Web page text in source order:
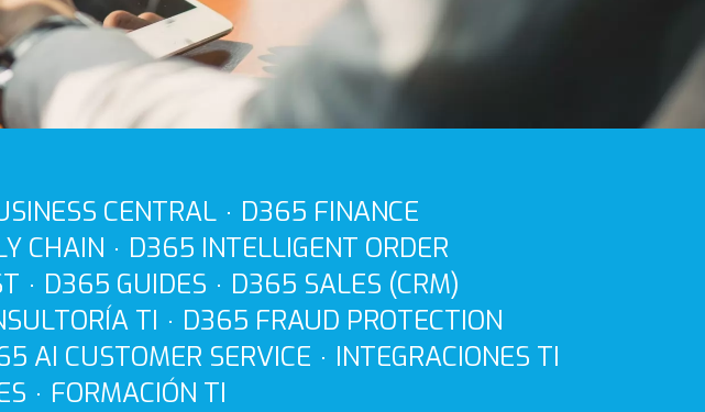
CENTRAL
D365 FINANCE
CHAIN
D365 INTELLIGENT ORDER
D365 GUIDES
D365 SALES (CRM)
TI
D365 FRAUD PROTECTION
AI CUSTOMER SERVICE
INTEGRACIONES TI
FORMACIÓN TI